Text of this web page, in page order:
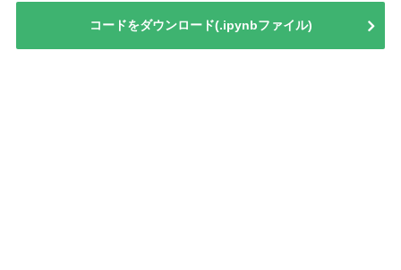
コードをダウンロード(.ipynbファイル)